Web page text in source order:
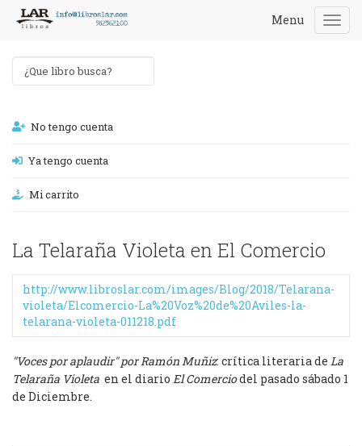
Menu
No tengo cuenta
Ya tengo cuenta
Mi carrito
La Telaraña Violeta en El Comercio
http://www.libroslar.com/images/Blog/2018/Telarana-
violeta/Elcomercio-La%20Voz%20de%20Aviles-la-
telarana-violeta-011218.pdf
"Voces por aplaudir" por Ramón Muñiz: crítica literaria de La
Telaraña Violeta en el diario El Comerciodel pasado sábado 1
de Diciembre.